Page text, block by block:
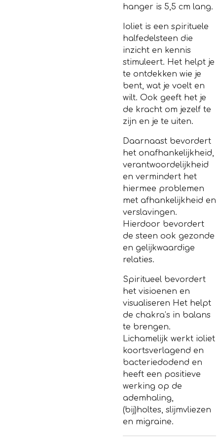
hanger is 5,5 cm lang.
Ioliet is een spirituele
halfedelsteen die
inzicht en kennis
stimuleert. Het helpt je
te ontdekken wie je
bent, wat je voelt en
wilt. Ook geeft het je
de kracht om jezelf te
zijn en je te uiten.
Daarnaast bevordert
het onafhankelijkheid,
verantwoordelijkheid
en vermindert het
hiermee problemen
met afhankelijkheid en
verslavingen.
Hierdoor bevordert
de steen ook gezonde
en gelijkwaardige
relaties.
Spiritueel bevordert
het visioenen en
visualiseren Het helpt
de chakra’s in balans
te brengen.
Lichamelijk werkt ioliet
koortsverlagend en
bacteriedodend en
heeft een positieve
werking op de
ademhaling,
(bij)holtes, slijmvliezen
en migraine.